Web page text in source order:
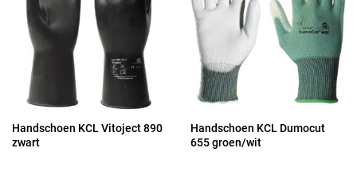
Handschoen KCL Vitoject 890
zwart
Handschoen KCL Dumocut
655 groen/wit